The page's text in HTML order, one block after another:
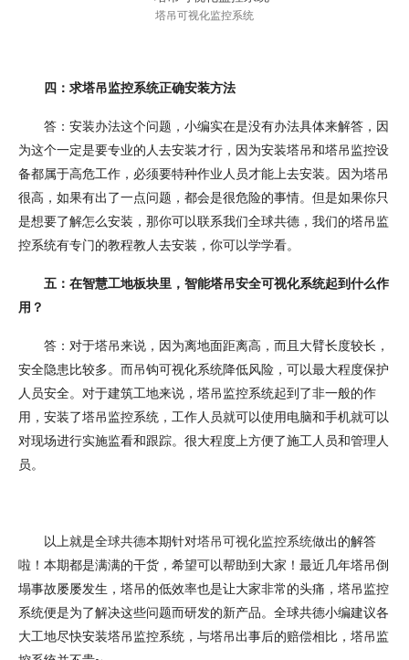
塔吊可视化监控系统
四：求塔吊监控系统正确安装方法
答：安装办法这个问题，小编实在是没有办法具体来解答，因
为这个一定是要专业的人去安装才行，因为安装塔吊和塔吊监控设
备都属于高危工作，必须要特种作业人员才能上去安装。因为塔吊
很高，如果有出了一点问题，都会是很危险的事情。但是如果你只
是想要了解怎么安装，那你可以联系我们全球共德，我们的塔吊监
控系统有专门的教程教人去安装，你可以学学看。
五：在智慧工地板块里，智能塔吊安全可视化系统起到什么作
用？
答：对于塔吊来说，因为离地面距离高，而且大臂长度较长，
安全隐患比较多。而吊钩可视化系统降低风险，可以最大程度保护
人员安全。对于建筑工地来说，塔吊监控系统起到了非一般的作
用，安装了塔吊监控系统，工作人员就可以使用电脑和手机就可以
对现场进行实施监看和跟踪。很大程度上方便了施工人员和管理人
员。
以上就是全球共德本期针对塔吊可视化监控系统做出的解答
啦！本期都是满满的干货，希望可以帮助到大家！最近几年塔吊倒
塌事故屡屡发生，塔吊的低效率也是让大家非常的头痛，塔吊监控
系统便是为了解决这些问题而研发的新产品。全球共德小编建议各
大工地尽快安装塔吊监控系统，与塔吊出事后的赔偿相比，塔吊监